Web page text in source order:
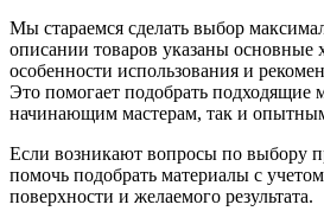
Мы стараемся сделать выбор
описании товаров указаны основные
особенности использования и
Это помогает подобрать подходящие
начинающим мастерам, так и
Если возникают вопросы по выбору
помочь подобрать материалы с
поверхности и желаемого результата.